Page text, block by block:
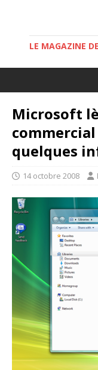
LE MAGAZINE
Microsoft
quelques
14 octobre 2008